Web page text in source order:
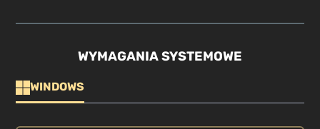
WYMAGANIA SYSTEMOWE
WINDOWS